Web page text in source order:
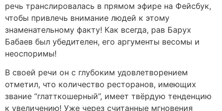
речь транслировалась в прямом эфире на Фейсбук,
чтобы привлечь внимание людей к этому
знаменательному факту! Как всегда, рав Барух
Бабаев был убедителен, его аргументы весомы и
неоспоримы!
В своей речи он с глубоким удовлетворением
отметил, что количество ресторанов, имеющих
звание “глатткошерный”, имеет твёрдую тенденцию
к увеличению! Уже через считанные мгновения